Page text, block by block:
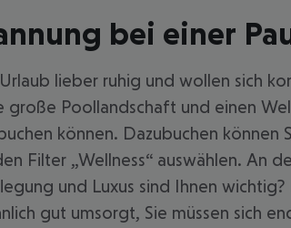
bei einer
lieber ruhig und wollen sich
große Poollandschaft und einen
können. Dazubuchen
Filter „Wellness“ auswählen. An
und Luxus sind Ihnen wichtig?
gut umsorgt, Sie müssen sich